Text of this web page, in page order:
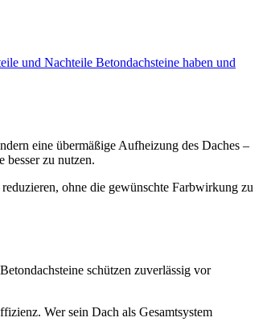
und Nachteile Betondachsteine haben und
eine übermäßige Aufheizung des Daches –
besser zu nutzen.
ohne die gewünschte Farbwirkung zu
schützen zuverlässig vor
Wer sein Dach als Gesamtsystem